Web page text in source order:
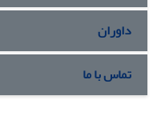
داوران
تماس با ما